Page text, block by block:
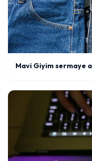
Mavi Giyim sermaye